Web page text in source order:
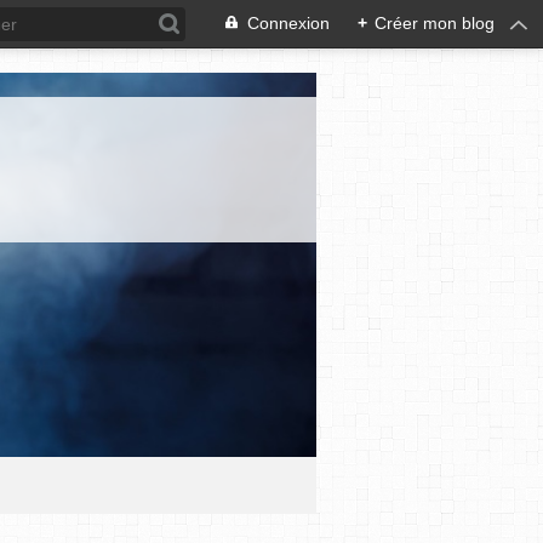
Connexion + Créer mon blog